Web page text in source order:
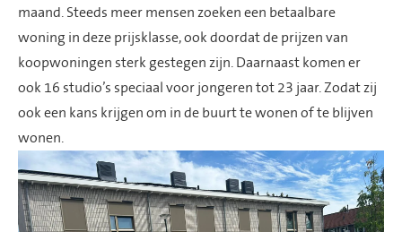
maand. Steeds meer mensen zoeken een betaalbare
woning in deze prijsklasse, ook doordat de prijzen van
koopwoningen sterk gestegen zijn. Daarnaast komen er
ook 16 studio’s speciaal voor jongeren tot 23 jaar. Zodat zij
ook een kans krijgen om in de buurt te wonen of te blijven
wonen.